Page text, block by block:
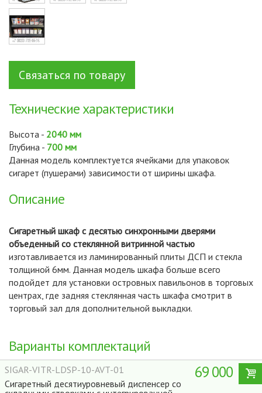
Связаться по товару
Технические характеристики
Высота - 2040 мм
Глубина - 700 мм
Данная модель комплектуется ячейками для упаковок
сигарет (пушерами) зависимости от ширины шкафа.
Описание
Сигаретный шкаф с десятью синхронными дверями
объеденный со стеклянной витринной частью
изготавливается из ламинированный плиты ДСП и стекла
толщиной 6мм. Данная модель шкафа больше всего
подойдет для установки островных павильонов в торговых
центрах, где задняя стеклянная часть шкафа смотрит в
торговый зал для дополнительной выкладки.
Варианты комплектаций
SIGAR-VITR-LDSP-10-AVT-01
Сигаретный десятиуровневый диспенсер со
69 000